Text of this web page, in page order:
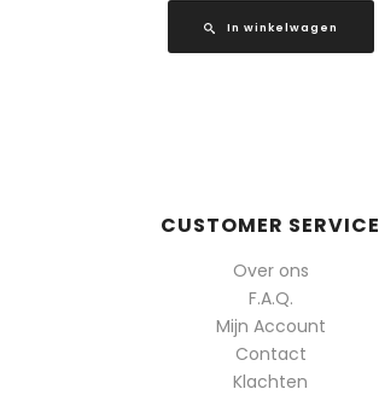
In winkelwagen
CUSTOMER SERVICE
Over ons
F.A.Q.
Mijn Account
Contact
Klachten